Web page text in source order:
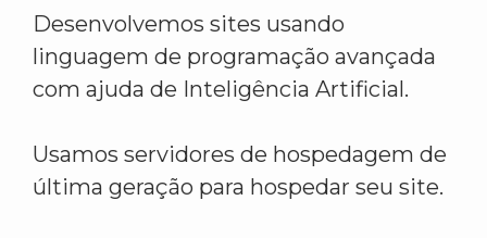
Desenvolvemos sites usando
linguagem de programação avançada
com ajuda de Inteligência Artificial.
Usamos servidores de hospedagem de
última geração para hospedar seu site.